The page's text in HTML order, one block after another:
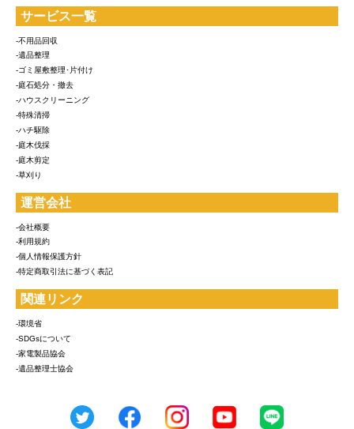
サービス一覧
-不用品回収
-遺品整理
-ゴミ屋敷整理･片付け
-庭石処分・撤去
-ハウスクリーニング
-特殊清掃
-ハチ駆除
-庭木伐採
-庭木剪定
-草刈り
運営会社
-会社概要
-利用規約
-個人情報保護方針
-特定商取引法に基づく表記
関連リンク
-環境省
-SDGsについて
-家電製品協会
-遺品整理士協会